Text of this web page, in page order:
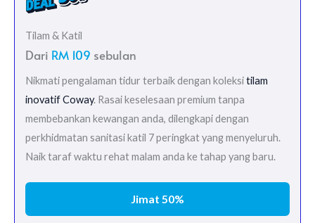
Tilam & Katil
Dari RM 109 sebulan
Nikmati pengalaman tidur terbaik dengan koleksitilam
inovatif Coway. Rasai keselesaan premium tanpa
membebankan kewangan anda, dilengkapi dengan
perkhidmatan sanitasi katil 7 peringkat yang menyeluruh.
Naik taraf waktu rehat malam anda ke tahap yang baru.
Jimat 50%